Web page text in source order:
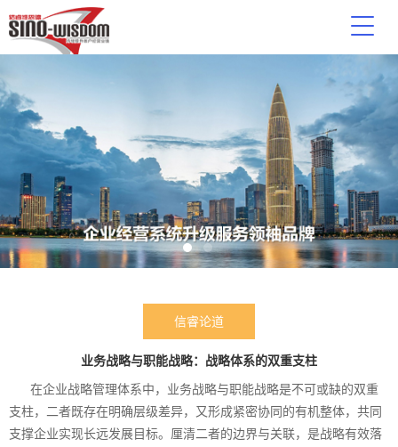
信睿论道
业务战略与职能战略：战略体系的双重支柱
在企业战略管理体系中，业务战略与职能战略是不可或缺的双重
支柱，二者既存在明确层级差异，又形成紧密协同的有机整体，共同
支撑企业实现长远发展目标。厘清二者的边界与关联，是战略有效落